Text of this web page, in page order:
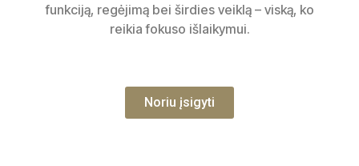
funkciją, regėjimą bei širdies veiklą – viską, ko
reikia fokuso išlaikymui.
Noriu įsigyti